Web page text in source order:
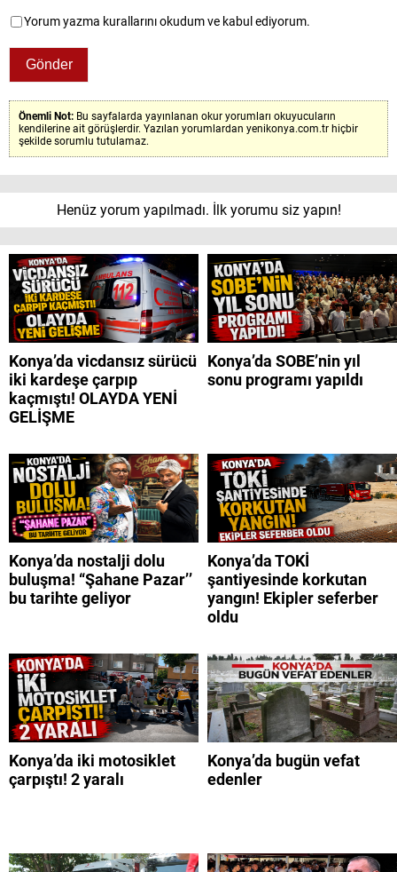
Yorum yazma kurallarını okudum ve kabul ediyorum.
Önemli Not: Bu sayfalarda yayınlanan okur yorumları okuyucuların
kendilerine ait görüşlerdir. Yazılan yorumlardan yenikonya.com.tr hiçbir
şekilde sorumlu tutulamaz.
Henüz yorum yapılmadı. İlk yorumu siz yapın!
Konya’da vicdansız sürücü
iki kardeşe çarpıp
kaçmıştı! OLAYDA YENİ
GELİŞME
Konya’da SOBE’nin yıl
sonu programı yapıldı
Konya’da nostalji dolu
buluşma! “Şahane Pazar’’
bu tarihte geliyor
Konya’da TOKİ
şantiyesinde korkutan
yangın! Ekipler seferber
oldu
Konya’da iki motosiklet
çarpıştı! 2 yaralı
Konya’da bugün vefat
edenler